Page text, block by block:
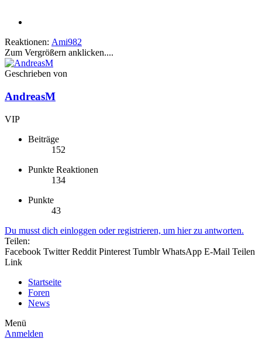
Reaktionen: Ami982
Zum Vergrößern anklicken....
Geschrieben von
AndreasM
VIP
Beiträge
152
Punkte Reaktionen
134
Punkte
43
Du musst dich einloggen oder registrieren, um hier zu antworten.
Teilen:
Facebook Twitter Reddit Pinterest Tumblr WhatsApp E-Mail Teilen
Link
Startseite
Foren
News
Menü
Anmelden